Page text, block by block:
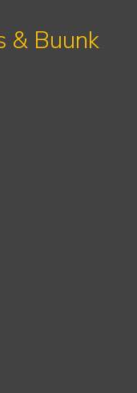
& Buunk